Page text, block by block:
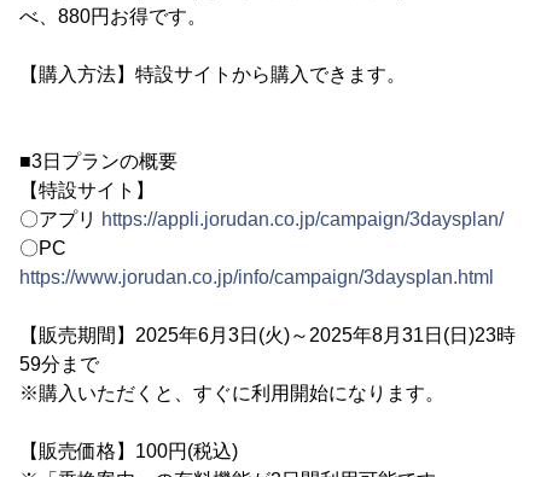
べ、880円お得です。
【購入方法】特設サイトから購入できます。
■3日プランの概要
【特設サイト】
〇アプリ https://appli.jorudan.co.jp/campaign/3daysplan/
〇PC
https://www.jorudan.co.jp/info/campaign/3daysplan.html
【販売期間】2025年6月3日(火)～2025年8月31日(日)23時
59分まで
※購入いただくと、すぐに利用開始になります。
【販売価格】100円(税込)